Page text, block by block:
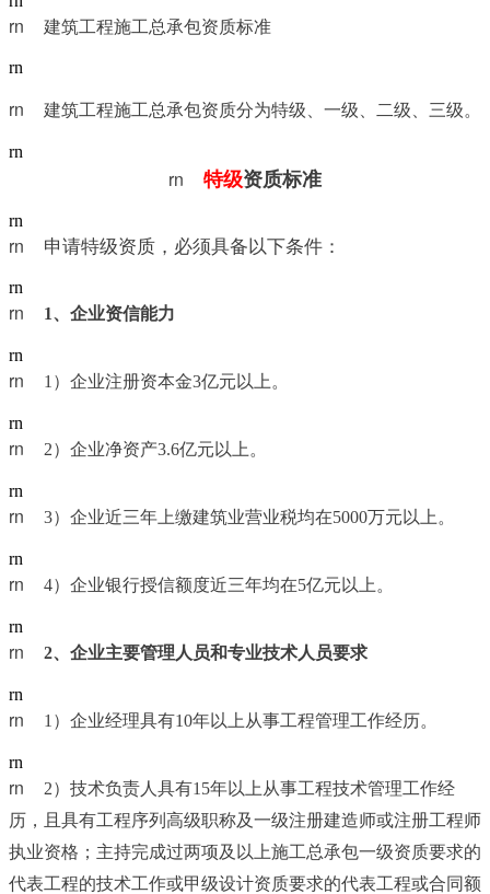
rn	建筑工程施工总承包资质标准
rn
建筑工程施工总承包资质分为特级、一级、二级、三级。
rn
特级资质标准
rn
申请特级资质，必须具备以下条件：
rn
1、企业资信能力
rn
1）企业注册资本金3亿元以上。
rn
2）企业净资产3.6亿元以上。
rn
3）企业近三年上缴建筑业营业税均在5000万元以上。
rn
4）企业银行授信额度近三年均在5亿元以上。
rn
2、企业主要管理人员和专业技术人员要求
rn
1）企业经理具有10年以上从事工程管理工作经历。
rn
2）技术负责人具有15年以上从事工程技术管理工作经
历，且具有工程序列高级职称及一级注册建造师或注册工程师
执业资格；主持完成过两项及以上施工总承包一级资质要求的
代表工程的技术工作或甲级设计资质要求的代表工程或合同额